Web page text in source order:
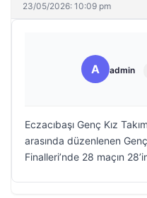
23/05/2026: 10:09 pm
A admin
Eczacıbaşı Genç Kız
arasında düzenlenen
Finalleri’nde 28 maçın